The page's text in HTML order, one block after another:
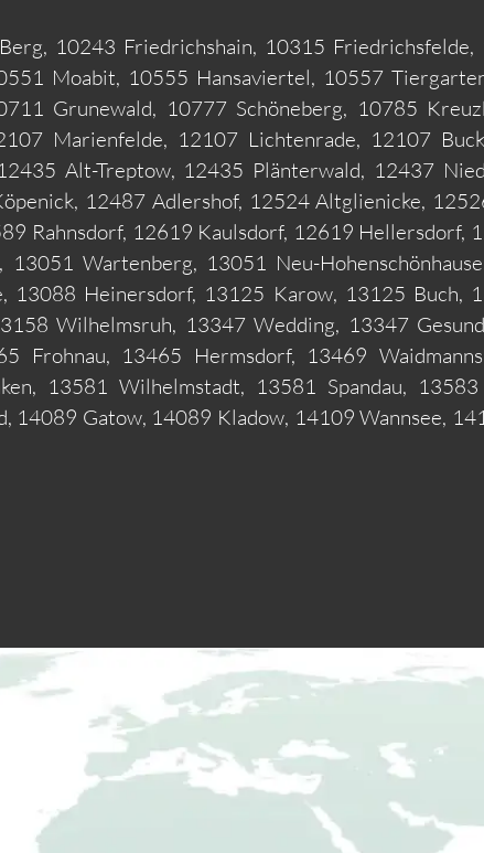
10243 Friedrichshain, 10315
Moabit, 10555 Hansaviertel, 10557
Grunewald, 10777 Schöneberg, 10785
Marienfelde, 12107 Lichtenrade, 12107
Alt-Treptow, 12435 Plänterwald, 12437
12487 Adlershof, 12524 Altglienicke,
Rahnsdorf, 12619 Kaulsdorf, 12619 Hellersdorf,
Wartenberg, 13051 Neu-
13088 Heinersdorf, 13125 Karow, 13125 Buch,
Wilhelmsruh, 13347 Wedding, 13347
Frohnau, 13465 Hermsdorf, 13469
13581 Wilhelmstadt, 13581 Spandau,
14089 Gatow, 14089 Kladow, 14109 Wannsee,